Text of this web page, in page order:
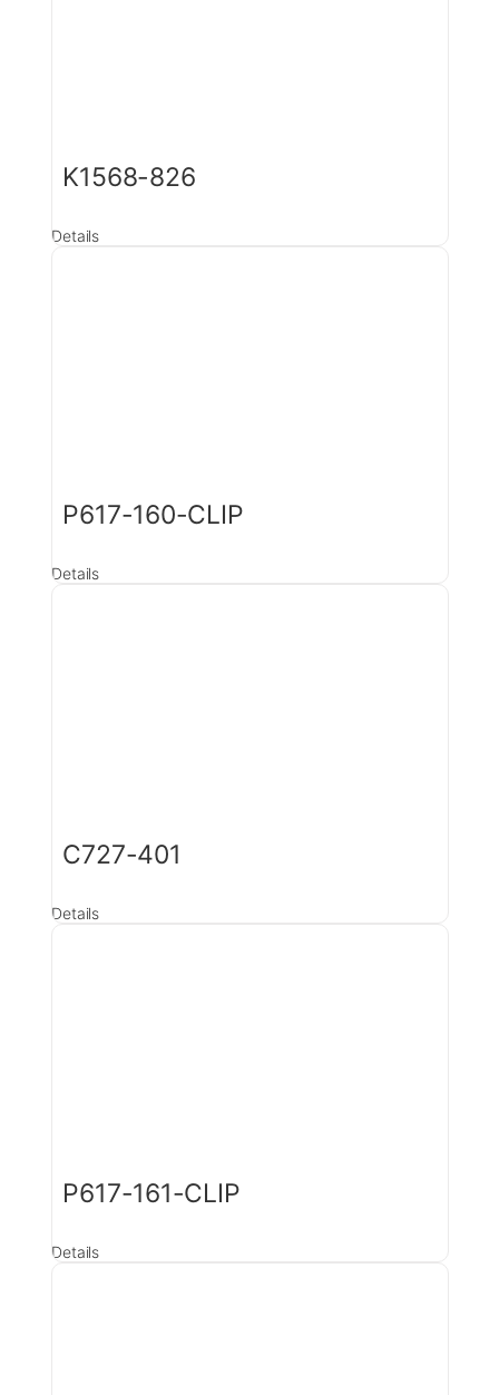
K1568-826
Details
P617-160-CLIP
Details
C727-401
Details
P617-161-CLIP
Details